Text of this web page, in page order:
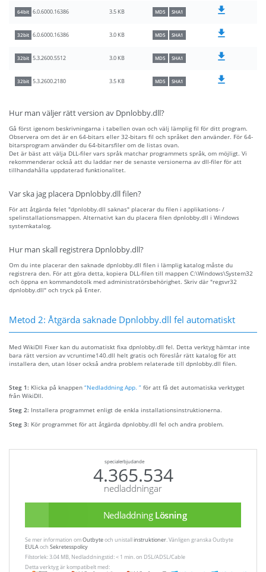
64bit 6.0.6000.16386 3.5 KB MD5 SHA1
32bit 6.0.6000.16386 3.0 KB MD5 SHA1
32bit 5.3.2600.5512 3.0 KB MD5 SHA1
32bit 5.3.2600.2180 3.5 KB MD5 SHA1
Hur man väljer rätt version av Dpnlobby.dll?
Gå först igenom beskrivningarna i tabellen ovan och välj lämplig fil för ditt program.
Observera om det är en 64-bitars eller 32-bitars fil och språket den använder. För 64-
bitarsprogram använder du 64-bitarsfiler om de listas ovan.
Det är bäst att välja DLL-filer vars språk matchar programmets språk, om möjligt. Vi
rekommenderar också att du laddar ner de senaste versionerna av dll-filer för att
tillhandahålla uppdaterad funktionalitet.
Var ska jag placera Dpnlobby.dll filen?
För att åtgärda felet "dpnlobby.dll saknas" placerar du filen i applikations- /
spelinstallationsmappen. Alternativt kan du placera filen dpnlobby.dll i Windows
systemkatalog.
Hur man skall registrera Dpnlobby.dll?
Om du inte placerar den saknade dpnlobby.dll filen i lämplig katalog måste du
registrera den. För att göra detta, kopiera DLL-filen till mappen C:\Windows\System32
och öppna en kommandotolk med administratörsbehörighet. Skriv där "regsvr32
dpnlobby.dll" och tryck på Enter.
Metod 2: Åtgärda saknade Dpnlobby.dll fel automatiskt
Med WikiDll Fixer kan du automatiskt fixa dpnlobby.dll fel. Detta verktyg hämtar inte
bara rätt version av vcruntime140.dll helt gratis och föreslår rätt katalog för att
installera den, utan löser också andra problem relaterade till dpnlobby.dll filen.
Steg 1: Klicka på knappen “Nedladdning App. ” för att få det automatiska verktyget
från WikiDll.
Steg 2: Installera programmet enligt de enkla installationsinstruktionerna.
Steg 3: Kör programmet för att åtgärda dpnlobby.dll fel och andra problem.
specialerbjudande
4.365.534
nedladdningar
Nedladdning Lösning
Se mer information omOutbyteoch unistallinstruktioner. Vänligen granska Outbyte
EULAoch Sekretesspolicy
Filstorlek: 3.04 MB, Nedladdningstid: < 1 min. on DSL/ADSL/Cable
Detta verktyg är kompatibelt med: